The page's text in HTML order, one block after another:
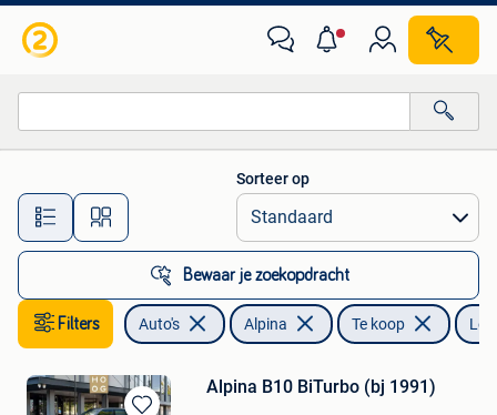
Alle afstanden…
Sorteer op
Bewaar je zoekopdracht
Filters Auto's Alpina Te koop
Alpina B10 BiTurbo (bj 1991)